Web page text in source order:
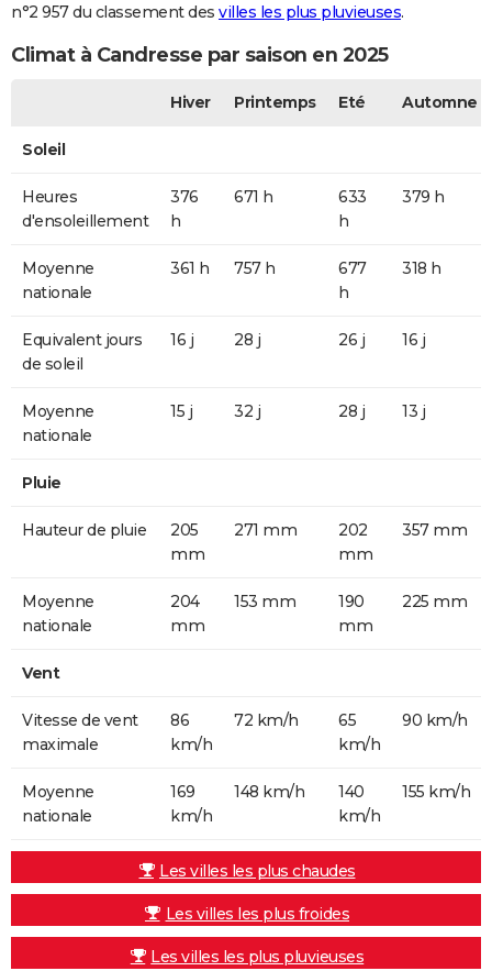
n°2 957 du classement des villes les plus pluvieuses.
Climat à Candresse par saison en 2025
Hiver Printemps Eté Automne
Soleil
Heures
d'ensoleillement
376
h
671 h
633
h
379 h
Moyenne
nationale
361 h 757 h
677
h
318 h
Equivalent jours
de soleil
16 j 28 j 26 j 16 j
Moyenne
nationale
15 j 32 j 28 j 13 j
Pluie
Hauteur de pluie
205
mm
271 mm
202
mm
357 mm
Moyenne
nationale
204
mm
153 mm
190
mm
225 mm
Vent
Vitesse de vent
maximale
86
km/h
72 km/h
65
km/h
90 km/h
Moyenne
nationale
169
km/h
148 km/h
140
km/h
155 km/h
Les villes les plus chaudes
Les villes les plus froides
Les villes les plus pluvieuses